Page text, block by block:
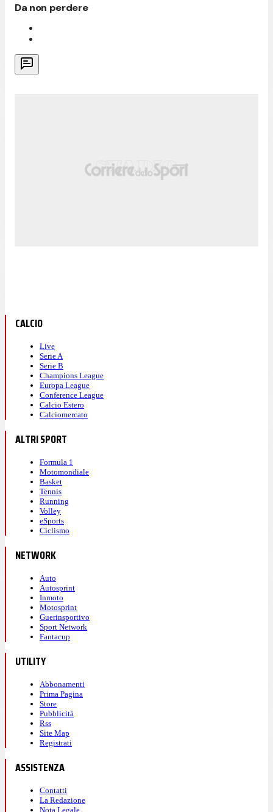
Da non perdere
CALCIO
Live
Serie A
Serie B
Champions League
Europa League
Conference League
Calcio Estero
Calciomercato
ALTRI SPORT
Formula 1
Motomondiale
Basket
Tennis
Running
Volley
eSports
Ciclismo
NETWORK
Auto
Autosprint
Inmoto
Motosprint
Guerinsportivo
Sport Network
Fantacup
UTILITY
Abbonamenti
Prima Pagina
Store
Pubblicità
Rss
Site Map
Registrati
ASSISTENZA
Contatti
La Redazione
Nota Legale